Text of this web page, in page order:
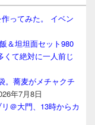
ってみた。 イベン
＆坦坦面セット980
くて絶対に一人前じ
。蕎麦がメチャクチ
年7月8日
＠大門、13時からカ